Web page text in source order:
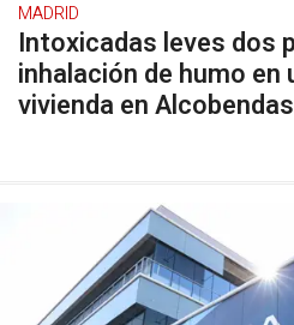
MADRID
Intoxicadas leves dos
inhalación de humo en
vivienda en Alcobendas